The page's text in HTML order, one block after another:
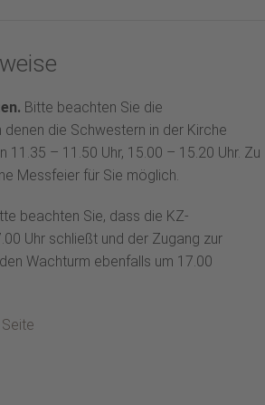
Bitte beachten Sie die
denen die Schwestern in der Kirche
11.35 – 11.50 Uhr, 15.00 – 15.20 Uhr. Zu
Messfeier für Sie möglich.
beachten Sie, dass die KZ-
Uhr schließt und der Zugang zur
Wachturm ebenfalls um 17.00